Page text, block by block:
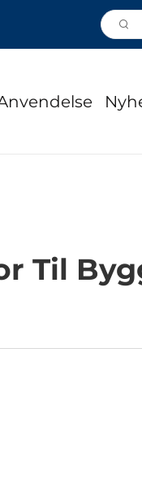
Til